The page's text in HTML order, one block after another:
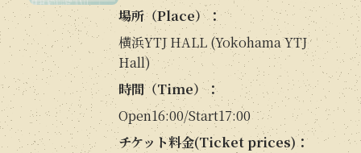
場所（Place）：
横浜YTJ HALL (Yokohama YTJ
Hall)
時間（Time）：
Open16:00/Start17:00
チケット料金(Ticket prices)：